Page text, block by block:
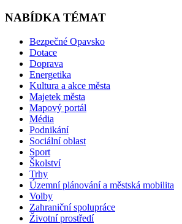
NABÍDKA TÉMAT
Bezpečné Opavsko
Dotace
Doprava
Energetika
Kultura a akce města
Majetek města
Mapový portál
Média
Podnikání
Sociální oblast
Sport
Školství
Trhy
Územní plánování a městská mobilita
Volby
Zahraniční spolupráce
Životní prostředí